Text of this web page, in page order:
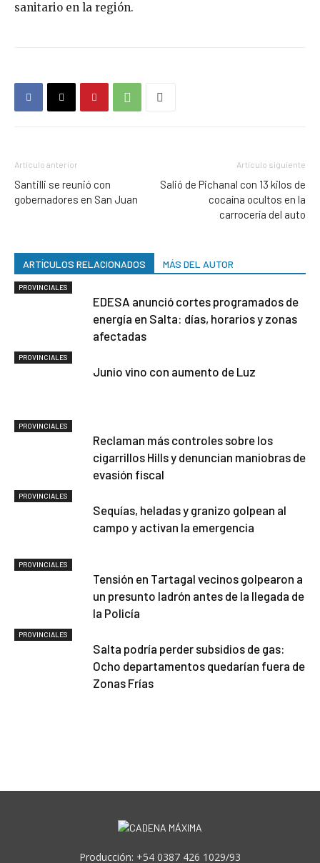
sanitario en la región.
Artículo anterior
Santilli se reunió con
gobernadores en San Juan
Artículo siguiente
Salió de Pichanal con 13 kilos de
cocaína ocultos en la
carrocería del auto
ARTÍCULOS RELACIONADOS MÁS DEL AUTOR
PROVINCIALES
EDESA anunció cortes programados de
energía en Salta: días, horarios y zonas
afectadas
PROVINCIALES
Junio vino con aumento de Luz
PROVINCIALES
Reclaman más controles sobre los
cigarrillos Hills y denuncian maniobras de
evasión fiscal
PROVINCIALES
Sequías, heladas y granizo golpean al
campo y activan la emergencia
PROVINCIALES
Tensión en Tartagal vecinos golpearon a
un presunto ladrón antes de la llegada de
la Policía
PROVINCIALES
Salta podría perder subsidios de gas:
Ocho departamentos quedarían fuera de
Zonas Frías
Producción: +54 0387 426 1029/93